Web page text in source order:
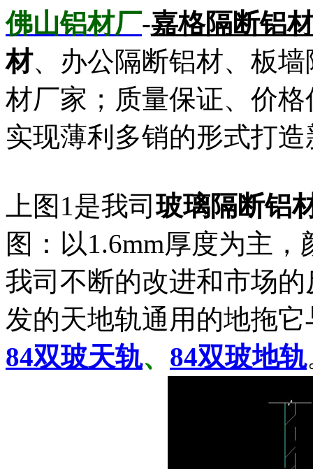
佛山铝材厂-嘉格隔断铝
材、办公隔断铝材、板
材厂家；质量保证、价
实现薄利多销的形式打
上图1是我司玻璃隔断铝
图：以1.6mm厚度为主
我司不断的改进和市场
发的天地轨通用的地拖它
84双玻天轨、 84双玻地轨